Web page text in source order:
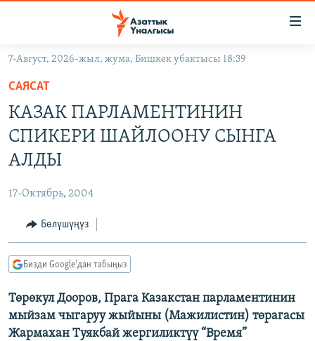
Навигацияга
өтүңүз
Издөөгө
салыңыз
САЯСАТ
МАДАНИЯТ
ДҮЙНӨ
УКРАИНА
ТВ ПРОГРАММАЛАР
БҮГҮН АЗАТТЫКТА
ДАНИСТЕ
ЭЖЕ-СИҢДИЛЕР
ПОДКАСТ
ОНЛАЙН ШЕРИНЕ
7-Август, 2026-жыл, жума, Бишкек убактысы 18:39
САЯСАТ
КАЗАК ПАРЛАМЕНТИНИН
СПИКЕРИ ШАЙЛООНУ СЫНГА
АЛДЫ
17-Октябрь, 2004
Бөлүшүңүз
Бизди Google'дан табыңыз
Төрөкул Дооров, Прага Казакстан парламентинин
мыйзам чыгаруу жыйыны (Мажилистин) төрагасы
Жармахан Туякбай жергиликтүү “Время”